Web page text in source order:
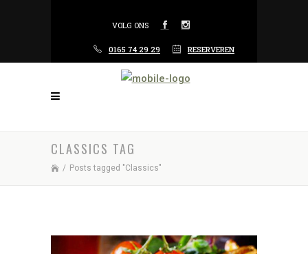
VOLG ONS
0165 74 29 29 RESERVEREN
CLASSICS TAG
/ Posts tagged "Classics"